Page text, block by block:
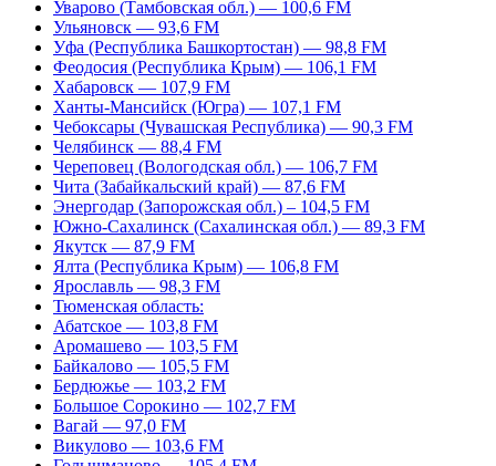
Уварово (Тамбовская обл.) — 100,6 FM
Ульяновск — 93,6 FM
Уфа (Республика Башкортостан) — 98,8 FM
Феодосия (Республика Крым) — 106,1 FM
Хабаровск — 107,9 FM
Ханты-Мансийск (Югра) — 107,1 FM
Чебоксары (Чувашская Республика) — 90,3 FM
Челябинск — 88,4 FM
Череповец (Вологодская обл.) — 106,7 FM
Чита (Забайкальский край) — 87,6 FM
Энергодар (Запорожская обл.) – 104,5 FM
Южно-Сахалинск (Сахалинская обл.) — 89,3 FM
Якутск — 87,9 FM
Ялта (Республика Крым) — 106,8 FM
Ярославль — 98,3 FM
Тюменская область:
Абатское — 103,8 FM
Аромашево — 103,5 FM
Байкалово — 105,5 FM
Бердюжье — 103,2 FM
Большое Сорокино — 102,7 FM
Вагай — 97,0 FM
Викулово — 103,6 FM